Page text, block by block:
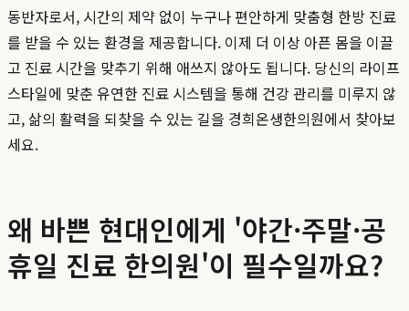
동반자로서, 시간의 제약 없이 누구나 편안하게 맞춤형 한방 진료
를 받을 수 있는 환경을 제공합니다. 이제 더 이상 아픈 몸을 이끌
고 진료 시간을 맞추기 위해 애쓰지 않아도 됩니다. 당신의 라이프
스타일에 맞춘 유연한 진료 시스템을 통해 건강 관리를 미루지 않
고, 삶의 활력을 되찾을 수 있는 길을 경희온생한의원에서 찾아보
세요.
왜 바쁜 현대인에게 '야간·주말·공
휴일 진료 한의원'이 필수일까요?